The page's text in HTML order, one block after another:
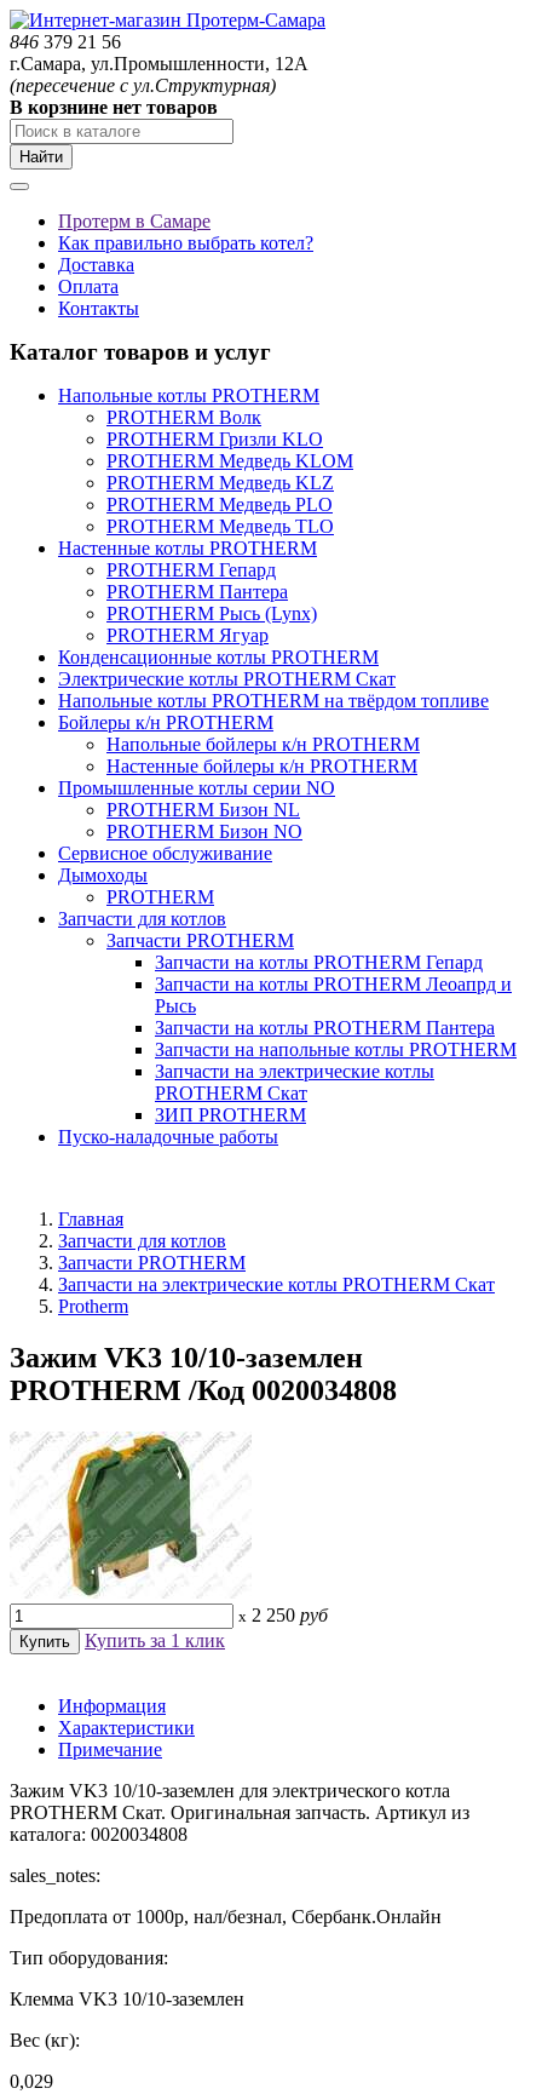
846 379 21 56
г.Самара, ул.Промышленности, 12А
(пересечение с ул.Структурная)
В корзнине нет товаров
Найти
Протерм в Самаре
Как правильно выбрать котел?
Доставка
Оплата
Контакты
Каталог товаров и услуг
Напольные котлы PROTHERM
PROTHERM Волк
PROTHERM Гризли KLO
PROTHERM Медведь KLOM
PROTHERM Медведь KLZ
PROTHERM Медведь PLO
PROTHERM Медведь TLO
Настенные котлы PROTHERM
PROTHERM Гепард
PROTHERM Пантера
PROTHERM Рысь (Lynx)
PROTHERM Ягуар
Конденсационные котлы PROTHERM
Электрические котлы PROTHERM Скат
Напольные котлы PROTHERM на твёрдом топливе
Бойлеры к/н PROTHERM
Напольные бойлеры к/н PROTHERM
Настенные бойлеры к/н PROTHERM
Промышленные котлы серии NO
PROTHERM Бизон NL
PROTHERM Бизон NO
Сервисное обслуживание
Дымоходы
PROTHERM
Запчасти для котлов
Запчасти PROTHERM
Запчасти на котлы PROTHERM Гепард
Запчасти на котлы PROTHERM Леоапрд и
Рысь
Запчасти на котлы PROTHERM Пантера
Запчасти на напольные котлы PROTHERM
Запчасти на электрические котлы
PROTHERM Скат
ЗИП PROTHERM
Пуско-наладочные работы
Главная
Запчасти для котлов
Запчасти PROTHERM
Запчасти на электрические котлы PROTHERM Скат
Protherm
Зажим VK3 10/10-заземлен
PROTHERM /Код 0020034808
x 2 250 руб
Купить за 1 клик
Информация
Характеристики
Примечание
Зажим VK3 10/10-заземлен для электрического котла
PROTHERM Скат. Оригинальная запчасть. Артикул из
каталога: 0020034808
sales_notes:
Предоплата от 1000р, нал/безнал, Сбербанк.Онлайн
Тип оборудования:
Клемма VK3 10/10-заземлен
Вес (кг):
0,029